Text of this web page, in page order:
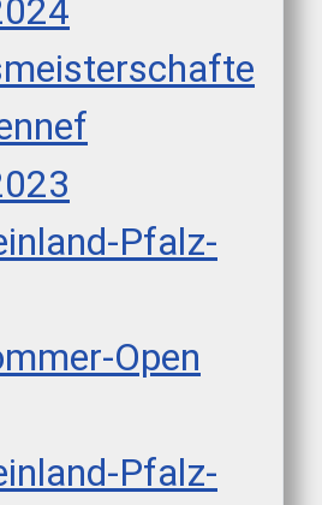
Pfalz-
Open
Pfalz-